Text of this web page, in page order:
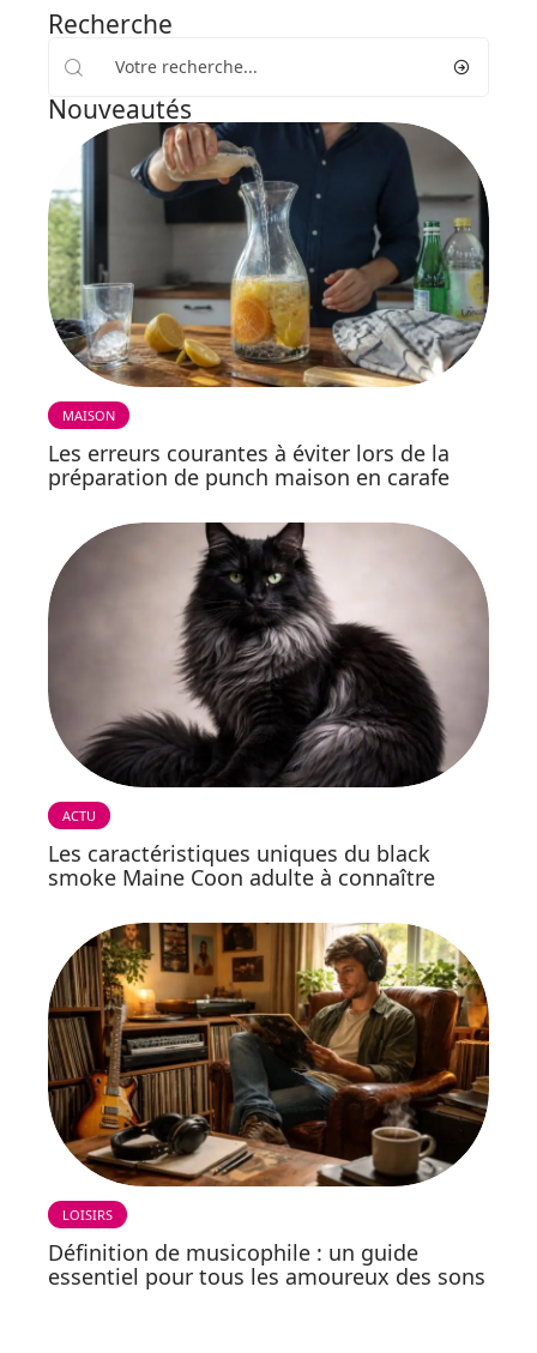
Recherche
Nouveautés
MAISON
Les erreurs courantes à éviter lors de la
préparation de punch maison en carafe
ACTU
Les caractéristiques uniques du black
smoke Maine Coon adulte à connaître
LOISIRS
Définition de musicophile : un guide
essentiel pour tous les amoureux des sons